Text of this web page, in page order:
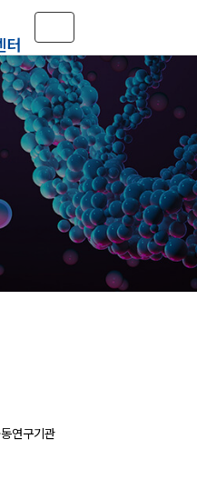
Toggle navigation
터
연구기관